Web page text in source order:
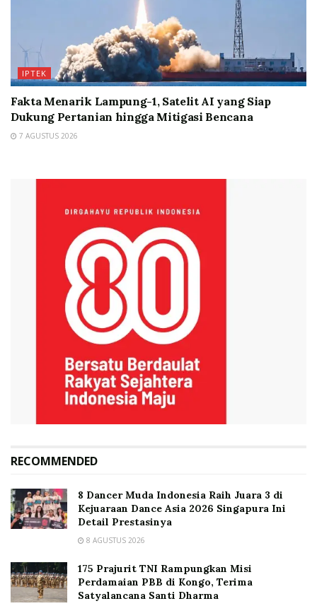
IPTEK
Fakta Menarik Lampung-1, Satelit AI yang Siap
Dukung Pertanian hingga Mitigasi Bencana
7 AGUSTUS 2026
RECOMMENDED
8 Dancer Muda Indonesia Raih Juara 3 di
Kejuaraan Dance Asia 2026 Singapura Ini
Detail Prestasinya
8 AGUSTUS 2026
175 Prajurit TNI Rampungkan Misi
Perdamaian PBB di Kongo, Terima
Satyalancana Santi Dharma